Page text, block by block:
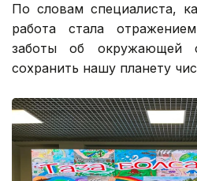
По словам специалиста,
работа стала
заботы об окружающей
сохранить нашу планету